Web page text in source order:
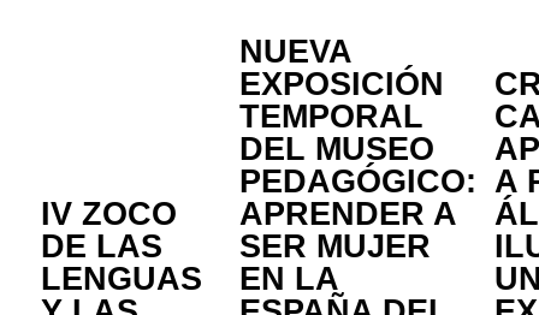
IV ZOCO
DE LAS
LENGUAS
NUEVA
EXPOSICIÓN
TEMPORAL
DEL MUSEO
PEDAGÓGICO:
APRENDER A
SER MUJER
EN LA
A